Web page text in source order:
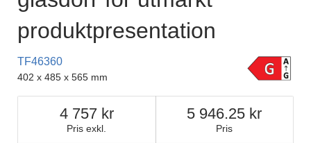
produktpresentation
TF46360
402 x 485 x 565 mm
Pris exkl.
4 757
Pris
5 946.25